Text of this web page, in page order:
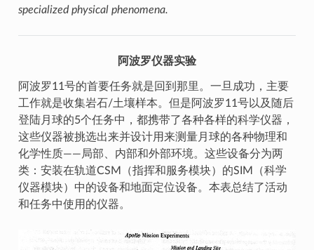
specialized physical phenomena.
阿波罗仪器实验
阿波罗11号的首要任务就是回到那里。一旦成功，主要
工作就是收集岩石/土壤样本。但是阿波罗11号以及随后
登陆月球的5个任务中，都携带了各种各样的科学仪器，
这些仪器被挑选出来并设计用来测量月球的各种物理和
化学性质——局部、内部和外部环境。这些设备分为两
类：安装在轨道CSM（指挥和服务模块）的SIM（科学
仪器模块）中的设备和地面定位设备。本表总结了活动
和任务中使用的仪器。